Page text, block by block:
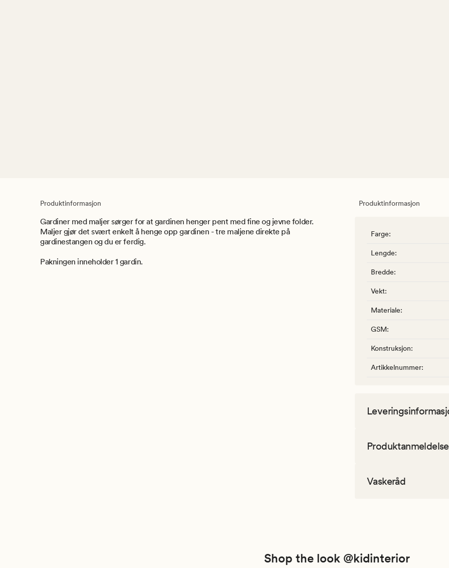
Produktinformasjon
Gardiner med maljer sørger for at gardinen henger pent med fine og jevne folder.
Maljer gjør det svært enkelt å henge opp gardinen - tre maljene direkte på
gardinestangen og du er ferdig.
Pakningen inneholder 1 gardin.
Produktinformasjon
Farge:
Lengde:
Bredde:
Vekt:
Materiale:
GSM:
Konstruksjon:
Artikkelnummer:
Vaskeråd
Shop the look @kidinterior